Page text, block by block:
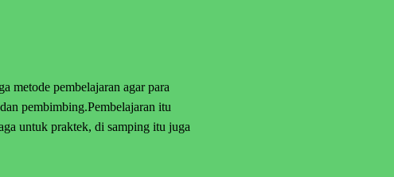
metode pembelajaran agar para
pembimbing.Pembelajaran itu
untuk praktek, di samping itu juga